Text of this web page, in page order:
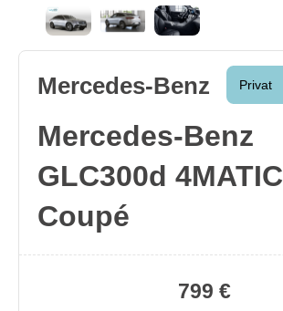
Privat
Mercedes-Benz
Mercedes-Benz
GLC300d 4MATIC
Coupé
799 €